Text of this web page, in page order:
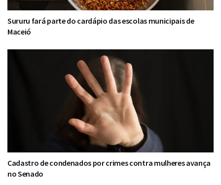
Sururu fará parte do cardápio das escolas municipais de
Maceió
Cadastro de condenados por crimes contra mulheres avança
no Senado